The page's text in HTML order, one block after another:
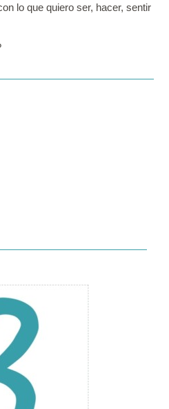
lo que quiero ser, hacer, sentir